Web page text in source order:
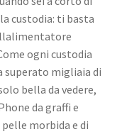
custodia: ti basta
ogni custodia
superato migliaia di
bella da vedere,
da graffi e
morbida e di